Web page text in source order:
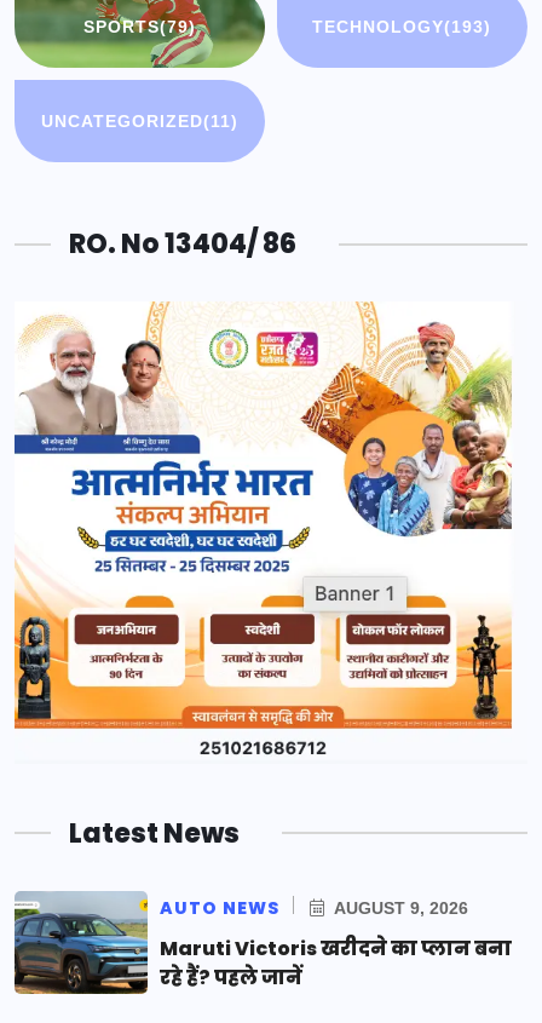
SPORTS(79) TECHNOLOGY(193)
UNCATEGORIZED(11)
RO. No 13404/ 86
Latest News
AUTO NEWS AUGUST 9, 2026
Maruti Victoris खरीदने का प्लान बना
रहे हैं? पहले जानें